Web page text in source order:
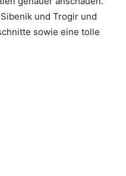
und Trogir und
sowie eine tolle